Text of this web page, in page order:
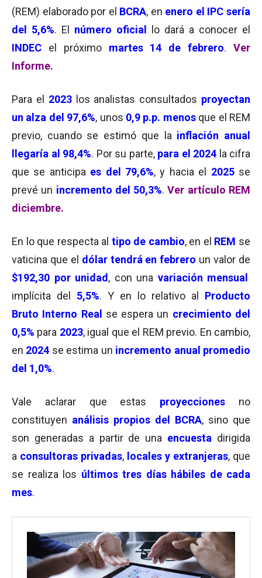
(REM) elaborado por el BCRA, en enero el IPC sería
del 5,6%. El número oficial
lo dará a conocer el
INDEC el próximo martes 14 de febrero.Ver
Informe.
Para el 2023los analistas consultados proyectan
un alza del 97,6%, unos 0,9 p.p. menosque el REM
previo, cuando se estimó que la inflación anual
llegaría al 98,4%. Por su parte, para el 2024 la cifra
que se anticipa es del 79,6%, y hacia el 2025se
prevé un incremento del 50,3%.Ver artículo REM
diciembre.
En lo que respecta al tipo de cambio, en el REM se
vaticina que el dólar tendrá en febrero un valor de
$192,30 por unidad , con una variación mensual
implícita del
5,5%. Y en lo relativo al Producto
Bruto Interno Real
se espera un crecimiento del
0,5% para 2023, igual que el REM previo. En cambio,
en 2024 se estima un incremento anual promedio
del 1,0%.
Vale aclarar que estas proyecciones no
constituyen análisis propios del BCRA, sino que
son generadas a partir de una encuesta dirigida
a consultoras privadas, locales y extranjeras, que
se realiza los últimos tres días hábiles de cada
mes.